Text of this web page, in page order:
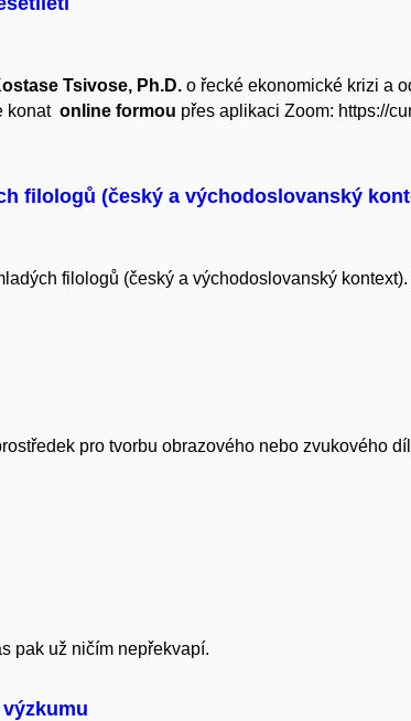
Tsivose, Ph.D. o řecké ekonomické krizi a
konat online formou přes aplikaci Zoom: https://
filologů (český a východoslovanský
filologů (český a východoslovanský
ředek pro tvorbu obrazového nebo zvukového
pak už ničím nepřekvapí.